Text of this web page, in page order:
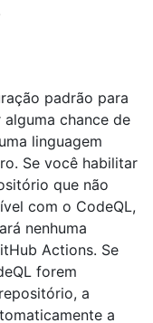
padrão para
chance de
linguagem
Se você habilitar
que não
com o CodeQL,
nenhuma
Actions. Se
forem
a
a